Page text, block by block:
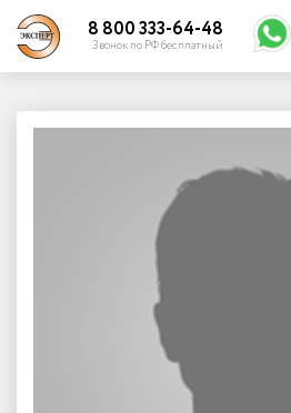
8 800 333-64-48
Звонок по РФ бесплатный